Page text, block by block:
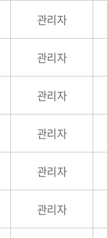
관리자
관리자
관리자
관리자
관리자
관리자